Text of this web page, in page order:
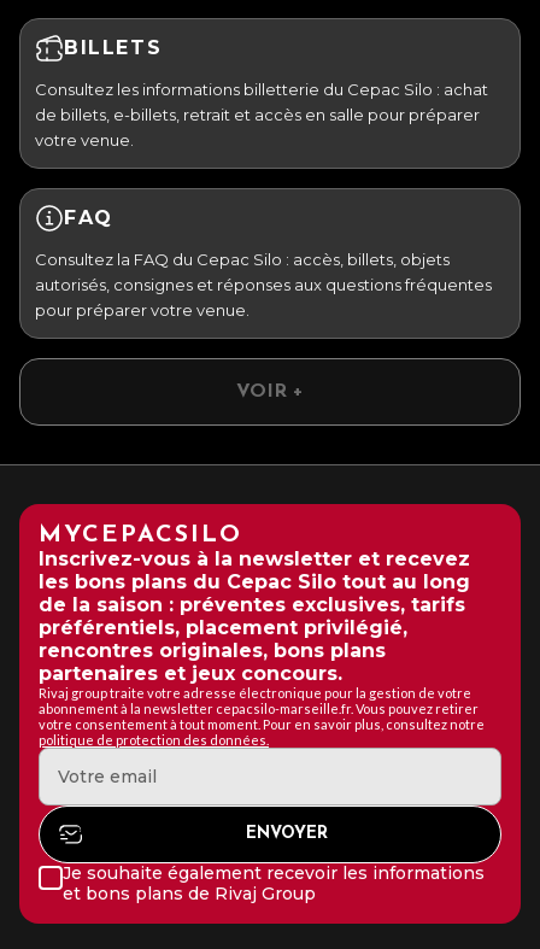
BILLETS
Consultez les informations billetterie du Cepac Silo : achat
de billets, e-billets, retrait et accès en salle pour préparer
votre venue.
FAQ
Consultez la FAQ du Cepac Silo : accès, billets, objets
autorisés, consignes et réponses aux questions fréquentes
pour préparer votre venue.
VOIR +
MYCEPACSILO
Inscrivez-vous à la newsletter et recevez
les bons plans du Cepac Silo tout au long
de la saison : préventes exclusives, tarifs
préférentiels, placement privilégié,
rencontres originales, bons plans
partenaires et jeux concours.
Rivaj group traite votre adresse électronique pour la gestion de votre
abonnement à la newsletter cepacsilo-marseille.fr. Vous pouvez retirer
votre consentement à tout moment. Pour en savoir plus, consultez notre
politique de protection des données.
Je souhaite également recevoir les informations
et bons plans de Rivaj Group